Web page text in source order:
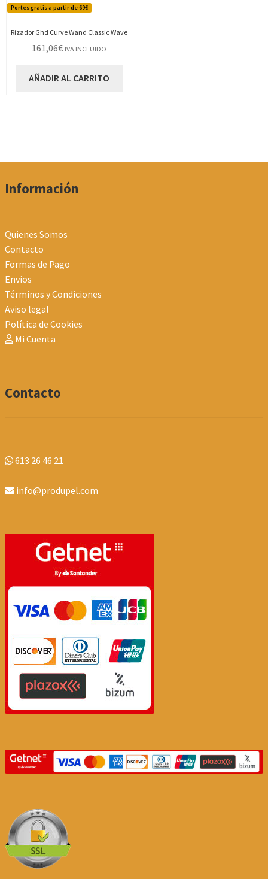
Portes gratis a partir de 69€
Rizador Ghd Curve Wand Classic Wave
161,06€ IVA INCLUIDO
AÑADIR AL CARRITO
Información
Quienes Somos
Contacto
Formas de Pago
Envios
Términos y Condiciones
Aviso legal
Política de Cookies
Mi Cuenta
Contacto
613 26 46 21
info@produpel.com